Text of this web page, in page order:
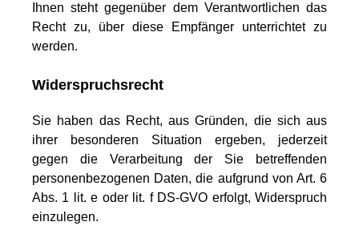
Ihnen steht gegenüber dem Verantwortlichen das
Recht zu, über diese Empfänger unterrichtet zu
werden.
Widerspruchsrecht
Sie haben das Recht, aus Gründen, die sich aus
ihrer besonderen Situation ergeben, jederzeit
gegen die Verarbeitung der Sie betreffenden
personenbezogenen Daten, die aufgrund von Art. 6
Abs. 1 lit. e oder lit. f DS-GVO erfolgt, Widerspruch
einzulegen.